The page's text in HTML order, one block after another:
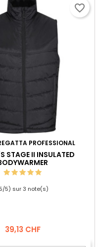
PROFESSIONAL
STAGE II INSULATED
5/5) sur3 note(s)
Prix
39,13 CHF
favorite_border